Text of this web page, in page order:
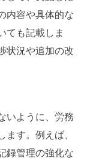
内容や具体的な
ても記載しま
状況や追加の改
いように、労務
す。例えば、
録管理の強化な